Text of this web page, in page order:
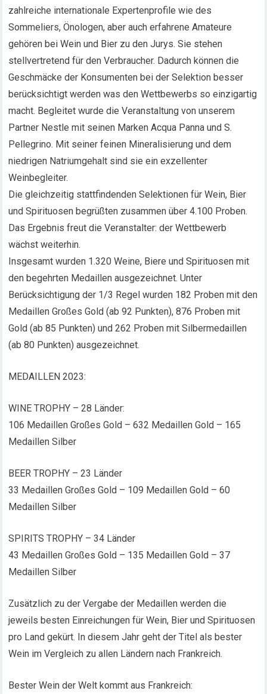
zahlreiche internationale Expertenprofile wie des
Sommeliers, Önologen, aber auch erfahrene Amateure
gehören bei Wein und Bier zu den Jurys. Sie stehen
stellvertretend für den Verbraucher. Dadurch können die
Geschmäcke der Konsumenten bei der Selektion besser
berücksichtigt werden was den Wettbewerbs so einzigartig
macht. Begleitet wurde die Veranstaltung von unserem
Partner Nestle mit seinen Marken Acqua Panna und S.
Pellegrino. Mit seiner feinen Mineralisierung und dem
niedrigen Natriumgehalt sind sie ein exzellenter
Weinbegleiter.
Die gleichzeitig stattfindenden Selektionen für Wein, Bier
und Spirituosen begrüßten zusammen über 4.100 Proben.
Das Ergebnis freut die Veranstalter: der Wettbewerb
wächst weiterhin.
Insgesamt wurden 1.320 Weine, Biere und Spirituosen mit
den begehrten Medaillen ausgezeichnet. Unter
Berücksichtigung der 1/3 Regel wurden 182 Proben mit den
Medaillen Großes Gold (ab 92 Punkten), 876 Proben mit
Gold (ab 85 Punkten) und 262 Proben mit Silbermedaillen
(ab 80 Punkten) ausgezeichnet.
MEDAILLEN 2023:
WINE TROPHY – 28 Länder:
106 Medaillen Großes Gold – 632 Medaillen Gold – 165
Medaillen Silber
BEER TROPHY – 23 Länder
33 Medaillen Großes Gold – 109 Medaillen Gold – 60
Medaillen Silber
SPIRITS TROPHY – 34 Länder
43 Medaillen Großes Gold – 135 Medaillen Gold – 37
Medaillen Silber
Zusätzlich zu der Vergabe der Medaillen werden die
jeweils besten Einreichungen für Wein, Bier und Spirituosen
pro Land gekürt. In diesem Jahr geht der Titel als bester
Wein im Vergleich zu allen Ländern nach Frankreich.
Bester Wein der Welt kommt aus Frankreich: